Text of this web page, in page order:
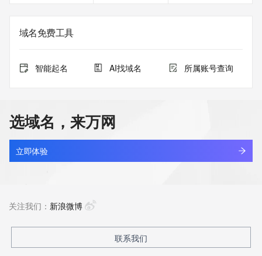
域名免费工具
智能起名 AI找域名 所属账号查询
选域名，来万网
立即体验
关注我们： 新浪微博
联系我们